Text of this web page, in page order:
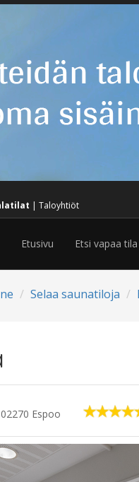
| Taloyhtiöt
Etusivu Etsi vapaa tila
Selaa saunatiloja
Espoo